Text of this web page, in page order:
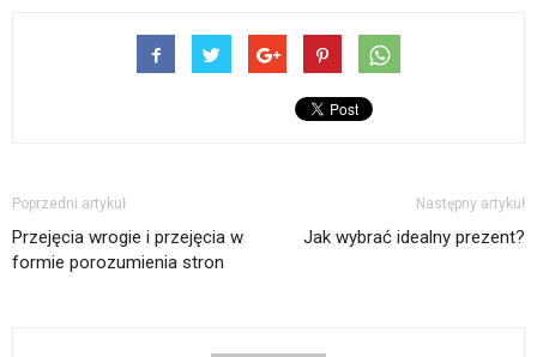
Poprzedni artykuł
Przejęcia wrogie i przejęcia w
formie porozumienia stron
Następny artykuł
Jak wybrać idealny prezent?